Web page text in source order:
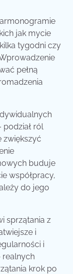
jak mycie
tygodni czy
pełną
ról
zwiększyć
buduje
współpracy,
do jego
sprzątania z
i
i
realnych
krok po